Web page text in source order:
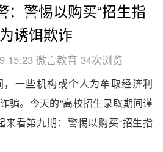
：警惕以购买“招生指
诱饵欺诈
15:23 微言教育 34次浏览
，一些机构或个人为牟取经济利
骗。今天的“高校招生录取期间谨
来看第九期：警惕以购买“招生指